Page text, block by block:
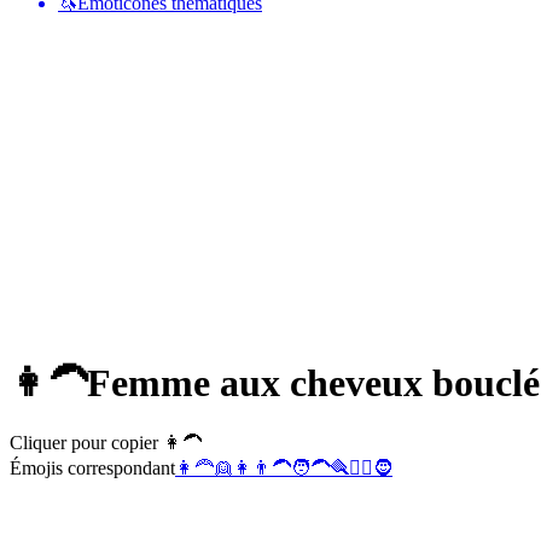
👩‍🦱Femme aux cheveux
Cliquer pour copier 👩‍🦱
Émojis correspondant 👩‍🦰👱 👩 👨‍🦱🧑‍🦱🪮🧔‍♀️ 🧔